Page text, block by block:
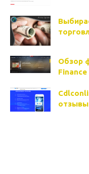
Обзор
Finance
отзывы